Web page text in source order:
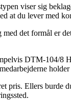
viser sig
at du lever med
det formål er
DTM-104/
pris. Ellers